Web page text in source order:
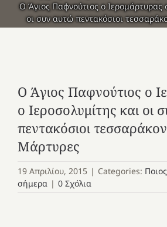
Ο Άγιος Παφνούτιος ο Ιερομάρτυρας
οι συν αυτώ πεντακόσιοι
Ο Άγιος Παφνούτιος ο
ο Ιεροσολυμίτης και οι
πεντακόσιοι
Μάρτυρες
19 Απριλίου, 2015 | Categories:
σήμερα | 0 Σχόλια